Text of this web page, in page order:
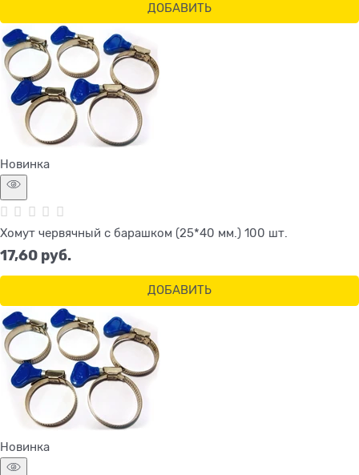
ДОБАВИТЬ
Новинка
Хомут червячный с барашком (25*40 мм.) 100 шт.
17,60 руб.
ДОБАВИТЬ
Новинка